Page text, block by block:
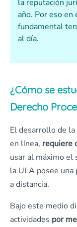
la reputación
año. Por eso
fundamental
al día.
¿Cómo se
Derecho
El desarrollo de
en línea, requiere
usar al máximo el
la ULA posee una
a distancia.
Bajo este medio
actividades por